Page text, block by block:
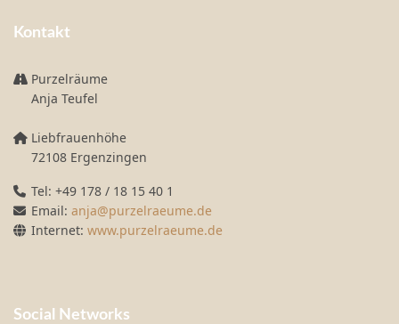
Kontakt
Purzelräume
Anja Teufel
Liebfrauenhöhe
72108 Ergenzingen
Tel: +49 178 / 18 15 40 1
Email: anja@purzelraeume.de
Internet: www.purzelraeume.de
Social Networks